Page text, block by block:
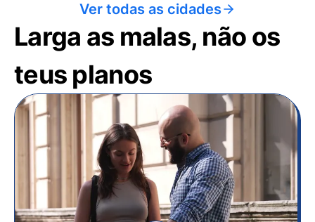
Ver todas as cidades
Larga as malas, não os
teus planos